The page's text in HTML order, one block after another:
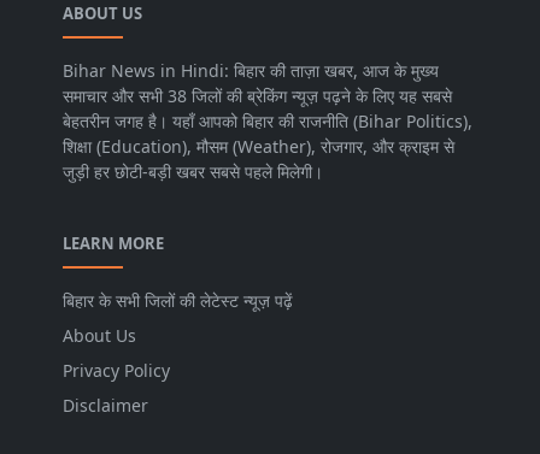
ABOUT US
Bihar News in Hindi: बिहार की ताज़ा खबर, आज के मुख्य
समाचार और सभी 38 जिलों की ब्रेकिंग न्यूज़ पढ़ने के लिए यह सबसे
बेहतरीन जगह है। यहाँ आपको बिहार की राजनीति (Bihar Politics),
शिक्षा (Education), मौसम (Weather), रोजगार, और क्राइम से
जुड़ी हर छोटी-बड़ी खबर सबसे पहले मिलेगी।
LEARN MORE
बिहार के सभी जिलों की लेटेस्ट न्यूज़ पढ़ें
About Us
Privacy Policy
Disclaimer